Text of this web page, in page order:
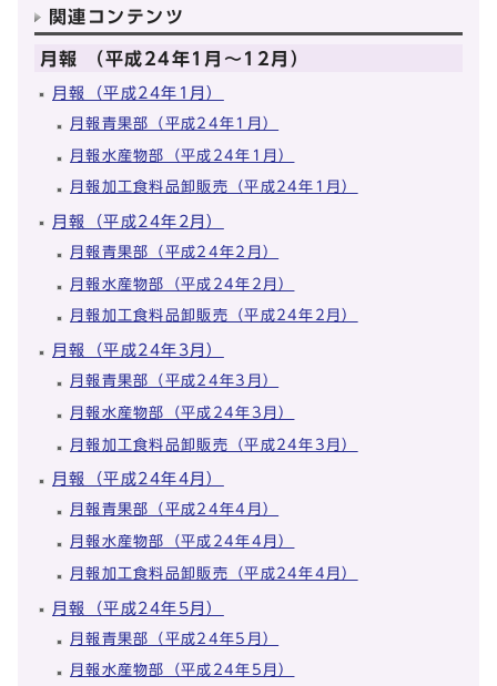
関連コンテンツ
月報 （平成24年1月～12月）
月報（平成24年1月）
月報青果部（平成24年1月）
月報水産物部（平成24年1月）
月報加工食料品卸販売（平成24年1月）
月報（平成24年2月）
月報青果部（平成24年2月）
月報水産物部（平成24年2月）
月報加工食料品卸販売（平成24年2月）
月報（平成24年3月）
月報青果部（平成24年3月）
月報水産物部（平成24年3月）
月報加工食料品卸販売（平成24年3月）
月報（平成24年4月）
月報青果部（平成24年4月）
月報水産物部（平成24年4月）
月報加工食料品卸販売（平成24年4月）
月報（平成24年5月）
月報青果部（平成24年5月）
月報水産物部（平成24年5月）